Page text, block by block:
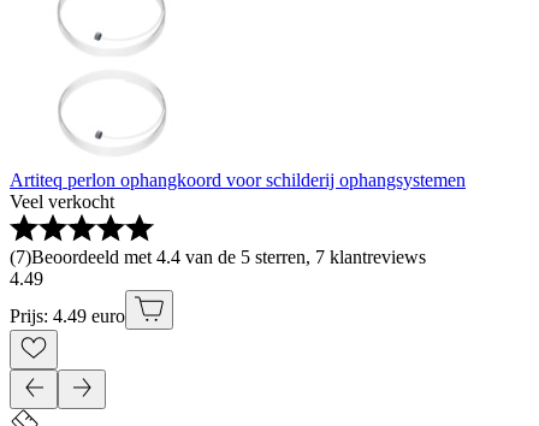
Artiteq perlon ophangkoord voor schilderij ophangsystemen
Veel verkocht
(7)Beoordeeld met 4.4 van de 5 sterren, 7 klantreviews
4.49
Prijs: 4.49 euro